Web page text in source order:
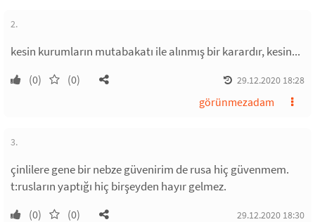
2.
kesin kurumların mutabakatı ile alınmış bir karardır, kesin...
(0) (0) 29.12.2020 18:28
görünmezadam
3.
çinlilere gene bir nebze güvenirim de rusa hiç güvenmem.
t:rusların yaptığı hiç birşeyden hayır gelmez.
(0) (0) 29.12.2020 18:30